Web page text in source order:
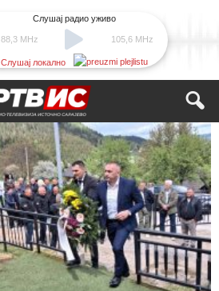
88,3 MHz
Слушај радио уживо
105,6 MHz
Слушај локално